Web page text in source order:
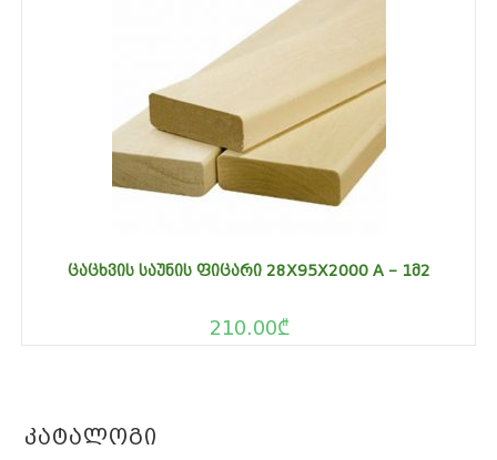
ᲪᲐᲪᲮᲕᲘᲡ ᲡᲐᲣᲜᲘᲡ ᲤᲘᲪᲐᲠᲘ 28X95X2000 A – 1Მ2
210.00₾
Კატალოგი